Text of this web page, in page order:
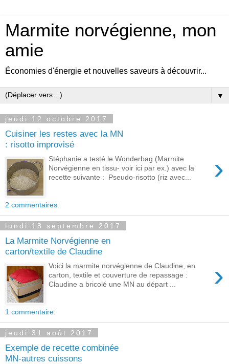
Marmite norvégienne, mon
amie
Économies d'énergie et nouvelles saveurs à découvrir...
▼
jeudi 12 octobre 2017
Cuisiner les restes avec la MN
: risotto improvisé
›
Stéphanie a testé le Wonderbag (Marmite
Norvégienne en tissu- voir ici par ex.) avec la
recette suivante : Pseudo-risotto (riz avec...
2 commentaires:
lundi 18 septembre 2017
La Marmite Norvégienne en
carton/textile de Claudine
›
Voici la marmite norvégienne de Claudine, en
carton, textile et couverture de repassage :
Claudine a bricolé une MN au départ ...
1 commentaire:
jeudi 31 août 2017
Exemple de recette combinée
MN-autres cuissons